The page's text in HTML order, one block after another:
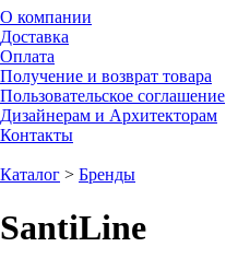
О компании
Доставка
Оплата
Получение и возврат товара
Пользовательское соглашение
Дизайнерам и Архитекторам
Контакты
Каталог > Бренды
SantiLine